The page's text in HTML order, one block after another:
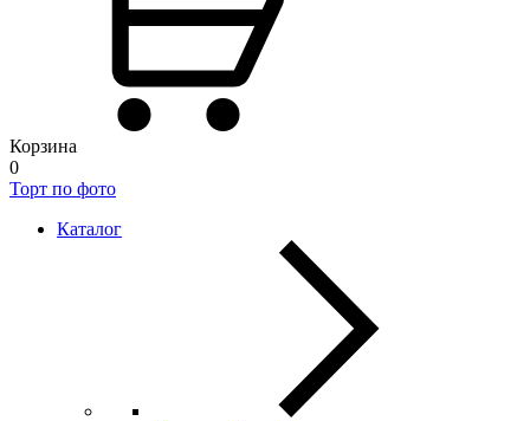
Корзина
0
Торт по фото
Каталог